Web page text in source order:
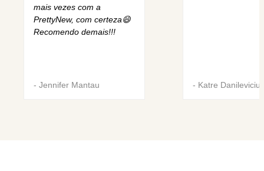
mais vezes com a
PrettyNew, com certeza😄
Recomendo demais!!!
- Jennifer Mantau - Katre Danilevicius